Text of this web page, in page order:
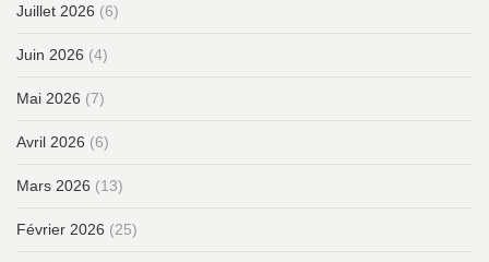
Juillet 2026 (6)
Juin 2026 (4)
Mai 2026 (7)
Avril 2026 (6)
Mars 2026 (13)
Février 2026 (25)